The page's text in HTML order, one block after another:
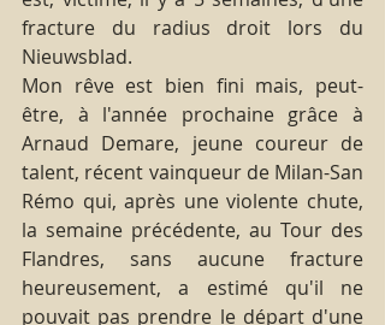
fracture du radius droit lors du
Nieuwsblad.
Mon rêve est bien fini mais, peut-
être, à l'année prochaine grâce à
Arnaud Demare, jeune coureur de
talent, récent vainqueur de Milan-San
Rémo qui, après une violente chute,
la semaine précédente, au Tour des
Flandres, sans aucune fracture
heureusement, a estimé qu'il ne
pouvait pas prendre le départ d'une